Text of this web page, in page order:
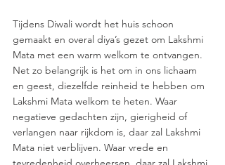
Tijdens Diwali wordt het huis schoon
gemaakt en overal diya’s gezet om Lakshmi
Mata met een warm welkom te ontvangen.
Net zo belangrijk is het om in ons lichaam
en geest, diezelfde reinheid te hebben om
Lakshmi Mata welkom te heten. Waar
negatieve gedachten zijn, gierigheid of
verlangen naar rijkdom is, daar zal Lakshmi
Mata niet verblijven. Waar vrede en